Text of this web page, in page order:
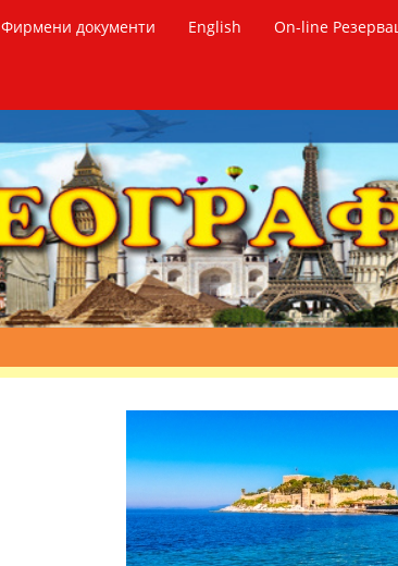
Фирмени документи English On-line